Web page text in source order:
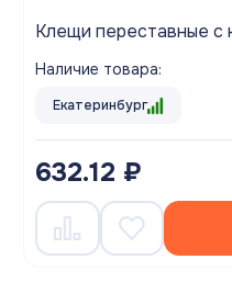
Клещи переставные с
Наличие товара:
Екатеринбург
632.12 ₽